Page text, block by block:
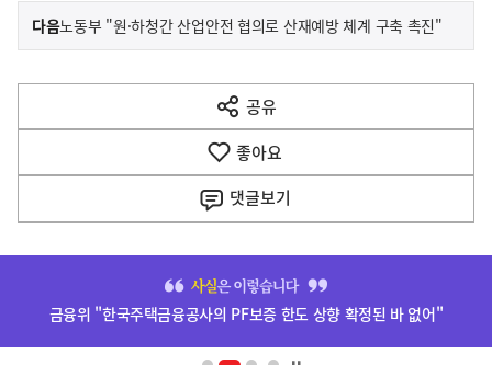
이
전
다
음
다음기
사
노동부 "원·하청간 산업안전 협의로 산재예방 체계 구축 촉진"
공유
열
기
좋아요
댓글보기
금융위 "한국주택금융공사의 PF보증 한도 상향 확정된 바 없어"